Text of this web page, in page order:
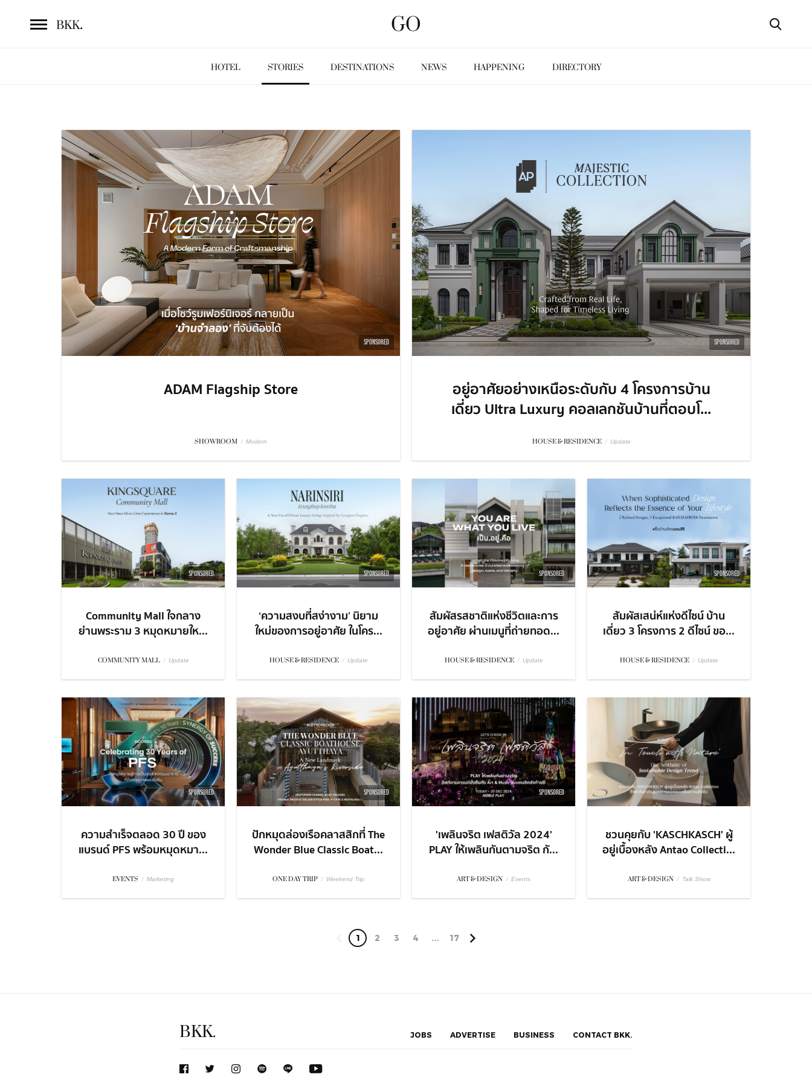
BKK. GO
HOTEL STORIES DESTINATIONS NEWS HAPPENING DIRECTORY
SPONSORED
ADAM Flagship Store
SHOWROOM / Modern
SPONSORED
อยู่อาศัยอย่างเหนือระดับกับ 4 โครงการบ้าน
เดี่ยว Ultra Luxury คอลเลกชันบ้านที่ตอบโ...
HOUSE & RESIDENCE / Update
SPONSORED
Community Mall ใจกลาง
ย่านพระราม 3 หมุดหมายให...
COMMUNITY MALL / Update
SPONSORED
‘ความสงบที่สง่างาม’ นิยาม
ใหม่ของการอยู่อาศัย ในโคร...
HOUSE & RESIDENCE / Update
SPONSORED
สัมผัสรสชาติแห่งชีวิตและการ
อยู่อาศัย ผ่านเมนูที่ถ่ายทอด...
HOUSE & RESIDENCE / Update
SPONSORED
สัมผัสเสน่ห์แห่งดีไซน์ บ้าน
เดี่ยว 3 โครงการ 2 ดีไซน์ ขอ...
HOUSE & RESIDENCE / Update
SPONSORED
ความสำเร็จตลอด 30 ปี ของ
แบรนด์ PFS พร้อมหมุดหมา...
EVENTS / Marketing
SPONSORED
ปักหมุดล่องเรือคลาสสิกที่ The
Wonder Blue Classic Boat...
ONE DAY TRIP / Weekend Trip
SPONSORED
'เพลินจริต เฟสติวัล 2024'
PLAY ให้เพลินกันตามจริต กั...
ART & DESIGN / Events
ชวนคุยกับ 'KASCHKASCH' ผู้
อยู่เบื้องหลัง Antao Collecti...
ART & DESIGN / Talk Show
1 2 3 4 ... 17
BKK. JOBS ADVERTISE BUSINESS CONTACT BKK.